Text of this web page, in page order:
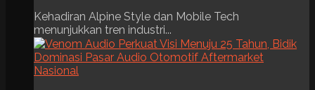
Kehadiran Alpine Style dan Mobile Tech
menunjukkan tren industri...